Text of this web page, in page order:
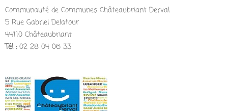
Communauté de Communes Châteaubriant Derval
5 Rue Gabriel Delatour
44110 Châteaubriant
Tél :02 28 04 06 33